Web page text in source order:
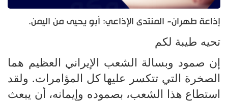
إذاعة طهران- المنتدى الإذاعي: أبو يحيى من اليمن.
تحيه طيبة لكم
إن صمود وبسالة الشعب الإيراني العظيم هما
الصخرة التي تتكسر عليها كل المؤامرات. ولقد
استطاع هذا الشعب، بصموده وإيمانه، أن يبعث